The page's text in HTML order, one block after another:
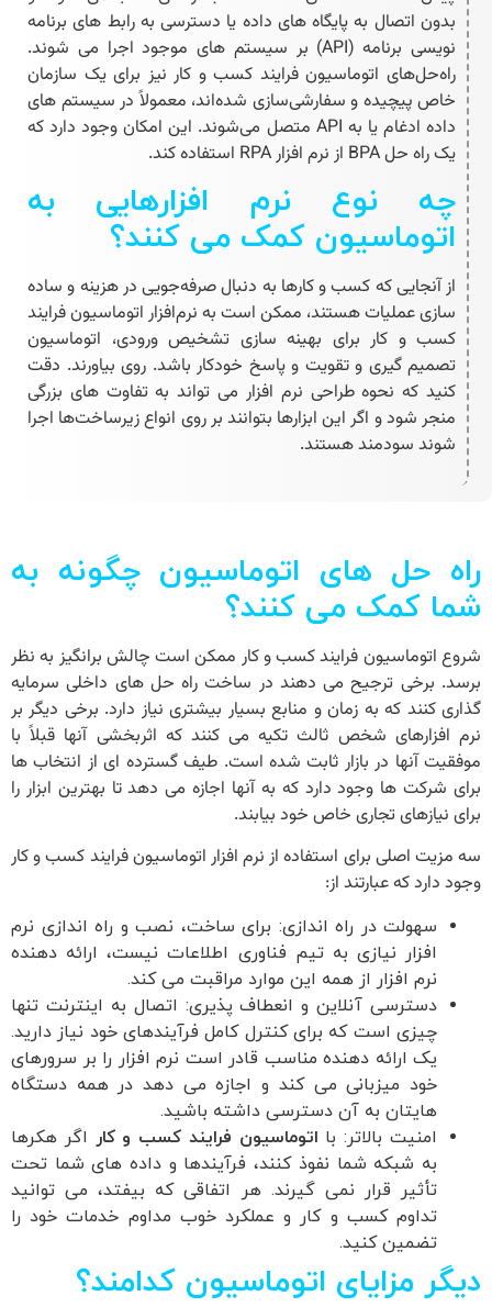
بدون اتصال به پایگاه های داده یا دسترسی به رابط های برنامه
نویسی برنامه (API) بر سیستم های موجود اجرا می شوند.
راه‌حل‌هایاتوماسیون فرایند کسب و کارنیز برای یک سازمان
خاص پیچیده و سفارشی‌سازی شده‌اند، معمولاً در سیستم‌ های
داده ادغام یا به API متصل می‌شوند. این امکان وجود دارد که
یک راه حل BPA از نرم افزار RPA استفاده کند.
چه نوع نرم افزارهایی به
اتوماسیون کمک می کنند؟
از آنجایی که کسب‌ و کارها به دنبال صرفه‌جویی در هزینه و ساده
‌سازی عملیات هستند، ممکن است به نرم‌افزار اتوماسیون فرایند
کسب و کار برای بهینه سازی تشخیص ورودی، اتوماسیون
تصمیم گیری و تقویت و پاسخ خودکار باشد. روی بیاورند. دقت
کنید که نحوه طراحی نرم افزار می تواند به تفاوت های بزرگی
منجر شود و اگر این ابزارها بتوانند بر روی انواع زیرساخت‌ها اجرا
شوند سودمند هستند.
راه حل های اتوماسیون چگونه به
شما کمک می کنند؟
شروع اتوماسیون فرایند کسب و کار ممکن است چالش برانگیز به نظر
برسد. برخی ترجیح می دهند در ساخت راه حل های داخلی سرمایه
گذاری کنند که به زمان و منابع بسیار بیشتری نیاز دارد. برخی دیگر بر
نرم افزارهای شخص ثالث تکیه می کنند که اثربخشی آنها قبلاً با
موفقیت آنها در بازار ثابت شده است. طیف گسترده ای از انتخاب ها
برای شرکت ها وجود دارد که به آنها اجازه می دهد تا بهترین ابزار را
برای نیازهای تجاری خاص خود بیابند.
سه مزیت اصلی برای استفاده از نرم افزار اتوماسیون فرایند کسب و کار
وجود دارد که عبارتند از:
سهولت در راه اندازی: برای ساخت، نصب و راه اندازی نرم
افزار نیازی به تیم فناوری اطلاعات نیست، ارائه دهنده
نرم افزار از همه این موارد مراقبت می کند.
دسترسی آنلاین و انعطاف پذیری: اتصال به اینترنت تنها
چیزی است که برای کنترل کامل فرآیندهای خود نیاز دارید.
یک ارائه دهنده مناسب قادر است نرم افزار را بر سرورهای
خود میزبانی می کند و اجازه می دهد در همه دستگاه
هایتان به آن دسترسی داشته باشید.
امنیت بالاتر: با اتوماسیون فرایند کسب و کار اگر هکرها
به شبکه شما نفوذ کنند، فرآیندها و داده های شما تحت
تأثیر قرار نمی گیرند. هر اتفاقی که بیفتد، می توانید
تداوم کسب و کار و عملکرد خوب مداوم خدمات خود را
تضمین کنید.
دیگر مزایای اتوماسیون کدامند؟